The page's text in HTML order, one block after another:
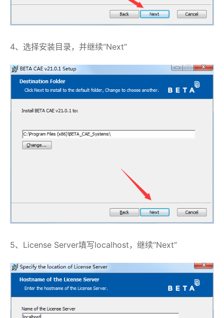
4、选择安装目录，并继续“Next”
5、License Server填写localhost，继续“Next”